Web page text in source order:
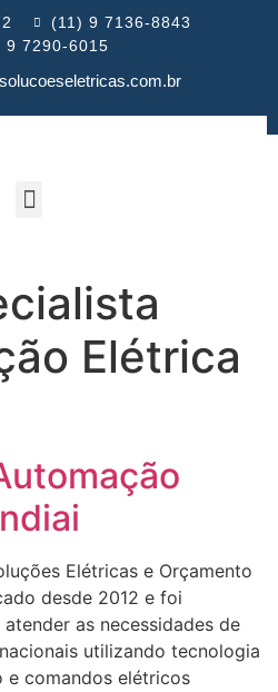
(11) 9 7136-8843
9 7290-6015
Elétrica
Elétricas e Orçamento
desde 2012 e foi
as necessidades de
utilizando tecnologia
comandos elétricos